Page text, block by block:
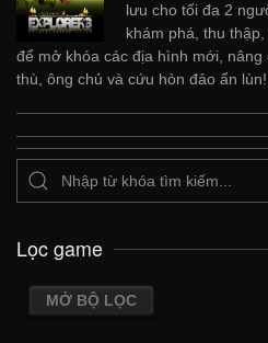
lưu cho tối đa 2
khám phá, thu
để mở khóa các địa hình mới, nâng
thù, ông chủ và cứu hòn đảo ẩn lùn!
Lọc game
MỞ BỘ LỌC